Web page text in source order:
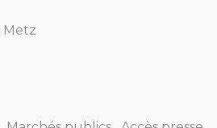
Metz